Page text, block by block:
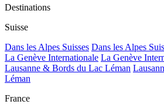
Destinations
Suisse
Dans les Alpes Suisses Dans les Alpes
La Genève Internationale La Genève
Lausanne & Bords du Lac Léman
Léman
France